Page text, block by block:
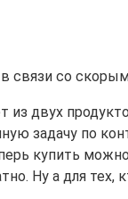
в связи со
из двух
задачу по
купить
Ну а для